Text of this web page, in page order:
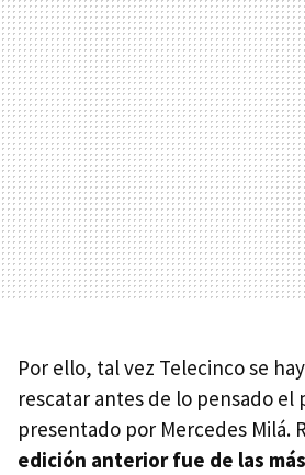
Por ello, tal vez Telecinco se
rescatar antes de lo pensado el
presentado por Mercedes Milá.
edición anterior fue de las